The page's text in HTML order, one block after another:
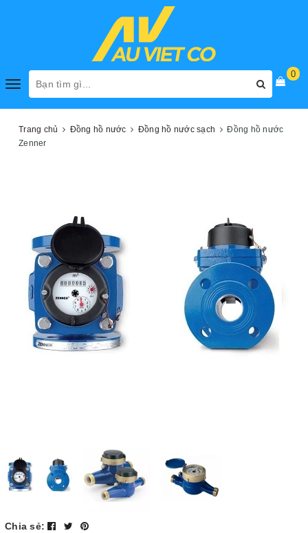
Toggle
0
Trang chủ Đồng hồ nước Đồng hồ nước sạch
Đồng hồ nước
Zenner
Chia sẻ: